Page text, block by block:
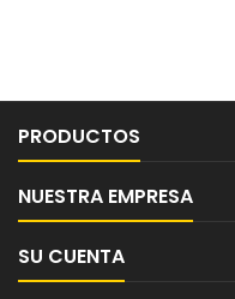
PRODUCTOS
NUESTRA EMPRESA
SU CUENTA